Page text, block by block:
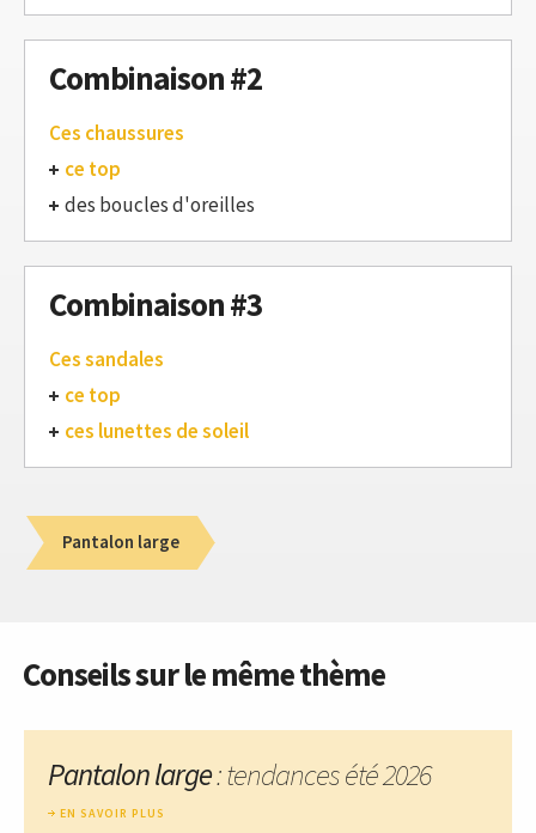
Combinaison #2
Ces chaussures
ce top
des boucles d'oreilles
Combinaison #3
Ces sandales
ce top
ces lunettes de soleil
Pantalon large
Conseils sur le même thème
Pantalon large: tendances été 2026
EN SAVOIR PLUS